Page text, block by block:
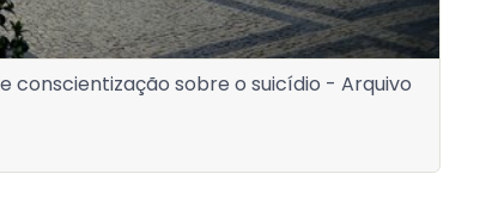
conscientização sobre o suicídio - Arquivo